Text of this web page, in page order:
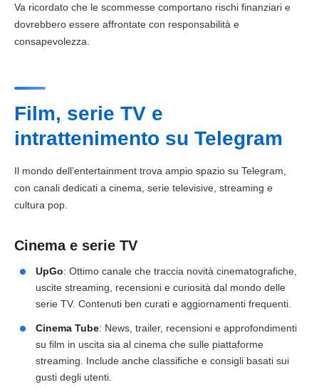
Va ricordato che le scommesse comportano rischi finanziari e
dovrebbero essere affrontate con responsabilità e
consapevolezza.
Film, serie TV e
intrattenimento su Telegram
Il mondo dell’entertainment trova ampio spazio su Telegram,
con canali dedicati a cinema, serie televisive, streaming e
cultura pop.
Cinema e serie TV
UpGo: Ottimo canale che traccia novità cinematografiche,
uscite streaming, recensioni e curiosità dal mondo delle
serie TV. Contenuti ben curati e aggiornamenti frequenti.
Cinema Tube: News, trailer, recensioni e approfondimenti
su film in uscita sia al cinema che sulle piattaforme
streaming. Include anche classifiche e consigli basati sui
gusti degli utenti.